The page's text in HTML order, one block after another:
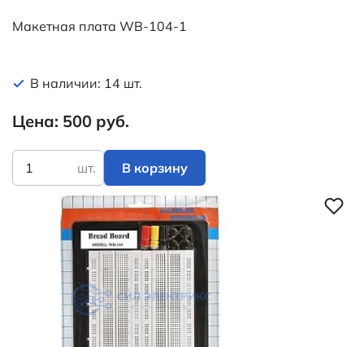
Макетная плата WB-104-1
В наличии: 14 шт.
Цена: 500 руб.
шт. В корзину